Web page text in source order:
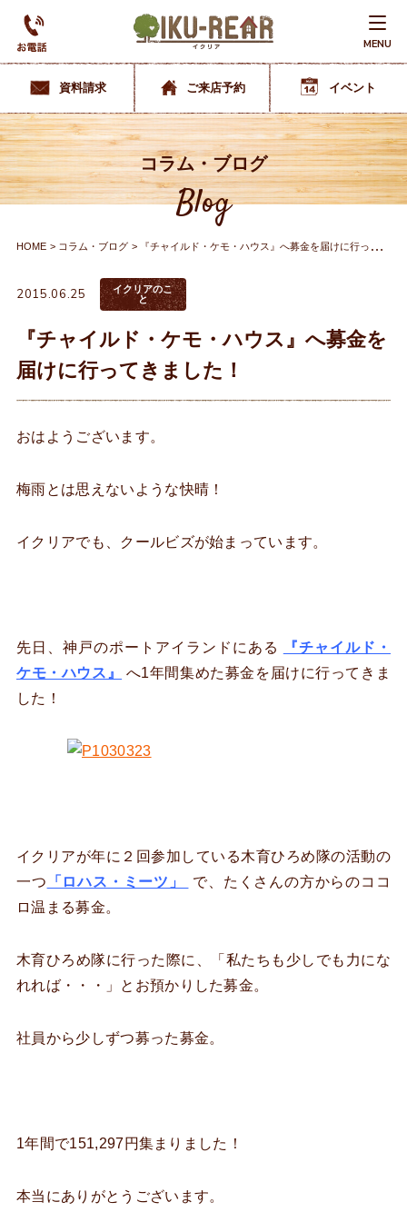
MENU
資料請求 ご来店予約 イベント
コラム・ブログ
Blog
HOME コラム・ブログ 『チャイルド・ケモ・ハウス』へ募金を届けに行ってきました！
2015.06.25
イクリアのこ
と
『チャイルド・ケモ・ハウス』へ募金を
届けに行ってきました！
おはようございます。
梅雨とは思えないような快晴！
イクリアでも、クールビズが始まっています。
先日、神戸のポートアイランドにある
『チャイルド・
ケモ・ハウス』
へ1年間集めた募金を届けに行ってきま
した！
イクリアが年に２回参加している木育ひろめ隊の活動の
一つ 「ロハス・ミーツ」
で、たくさんの方からのココ
ロ温まる募金。
木育ひろめ隊に行った際に、「私たちも少しでも力にな
れれば・・・」とお預かりした募金。
社員から少しずつ募った募金。
1年間で151,297円集まりました！
本当にありがとうございます。